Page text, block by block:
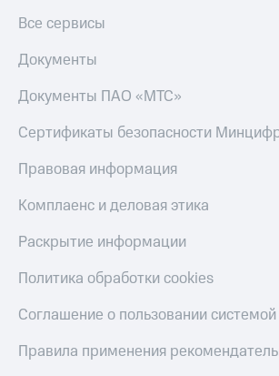
Все сервисы
Документы
Документы ПАО «МТС»
Сертификаты безопасности
Правовая информация
Комплаенс и деловая этика
Раскрытие информации
Политика обработки cookies
Соглашение о пользовании системой
Правила применения